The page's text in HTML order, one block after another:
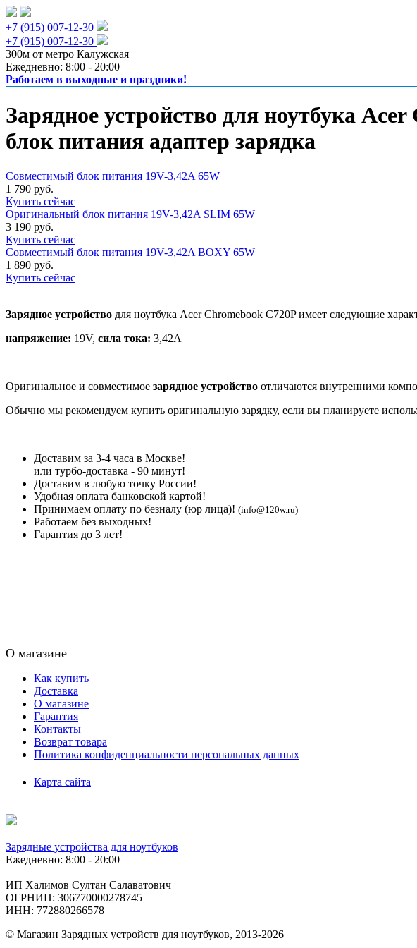
+7 (915) 007-12-30
+7 (915) 007-12-30
300м от метро Калужская
Ежедневно: 8:00 - 20:00
Работаем в выходные и праздники!
Зарядное устройство для ноутбука
блок питания адаптер зарядка
Совместимый блок питания 19V-3,42A 65W
1 790 руб.
Купить сейчас
Оригинальный блок питания 19V-3,42A SLIM 65W
3 190 руб.
Купить сейчас
Совместимый блок питания 19V-3,42A BOXY 65W
1 890 руб.
Купить сейчас
Зарядное устройство для ноутбука Acer Chromebook C720P имеет следующие
напряжение: 19V, сила тока: 3,42A
Оригинальное и совместимое зарядное устройство отличаются внутренними
Обычно мы рекомендуем купить оригинальную зарядку, если вы планируете
Доставим за 3-4 часа в Москве!
или турбо-доставка - 90 минут!
Доставим в любую точку России!
Удобная оплата банковской картой!
Принимаем оплату по безналу (юр лица)! (info@120w.ru)
Работаем без выходных!
Гарантия до 3 лет!
О магазине
Как купить
Доставка
О магазине
Гарантия
Контакты
Возврат товара
Политика конфиденциальности персональных данных
Карта сайта
Зарядные устройства для ноутбуков
Ежедневно: 8:00 - 20:00
ИП Халимов Султан Салаватович
ОГРНИП: 306770000278745
ИНН: 772880266578
© Магазин Зарядных устройств для ноутбуков, 2013-2026